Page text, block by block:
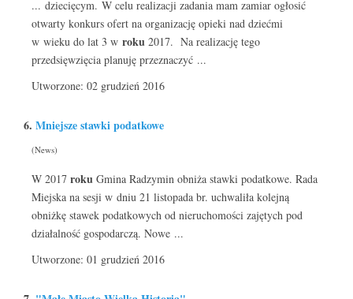
... dziecięcym. W celu realizacji zadania mam zamiar ogłosić
otwarty konkurs ofert na organizację opieki nad dziećmi
w wieku do lat 3 w roku 2017. Na realizację tego
przedsięwzięcia planuję przeznaczyć ...
Utworzone: 02 grudzień 2016
6. Mniejsze stawki podatkowe
(News)
W 2017 roku Gmina Radzymin obniża stawki podatkowe. Rada
Miejska na sesji w dniu 21 listopada br. uchwaliła kolejną
obniżkę stawek podatkowych od nieruchomości zajętych pod
działalność gospodarczą. Nowe ...
Utworzone: 01 grudzień 2016